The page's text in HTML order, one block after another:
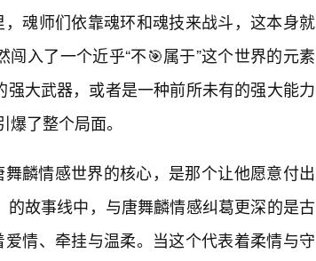
魂师们依靠魂环和魂技来战斗，这本身就
入了一个近乎“不🎯属于”这个世界的元素
大武器，或者是一种前所未有的强大能力
了整个局面。
麟情感世界的核心，是那个让他愿意付出
故事线中，与唐舞麟情感纠葛更深的是古
情、牵挂与温柔。当这个代表着柔情与守